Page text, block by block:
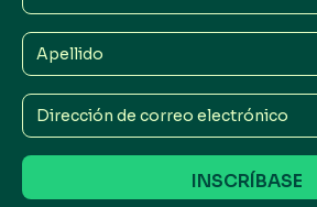
nombre
Apellido
Dirección
de
correo
electrónico